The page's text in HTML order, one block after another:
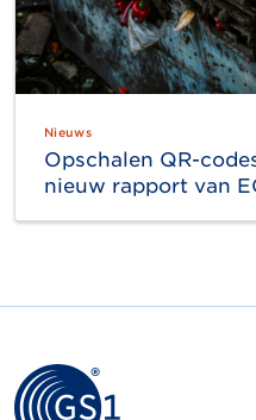
Nieuws
Opschalen QR-
nieuw rapport van